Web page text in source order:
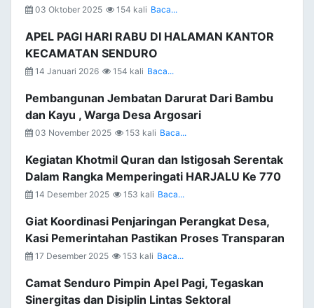
03 Oktober 2025 154 kali Baca...
APEL PAGI HARI RABU DI HALAMAN KANTOR
KECAMATAN SENDURO
14 Januari 2026 154 kali Baca...
Pembangunan Jembatan Darurat Dari Bambu
dan Kayu , Warga Desa Argosari
03 November 2025 153 kali Baca...
Kegiatan Khotmil Quran dan Istigosah Serentak
Dalam Rangka Memperingati HARJALU Ke 770
14 Desember 2025 153 kali Baca...
Giat Koordinasi Penjaringan Perangkat Desa,
Kasi Pemerintahan Pastikan Proses Transparan
17 Desember 2025 153 kali Baca...
Camat Senduro Pimpin Apel Pagi, Tegaskan
Sinergitas dan Disiplin Lintas Sektoral